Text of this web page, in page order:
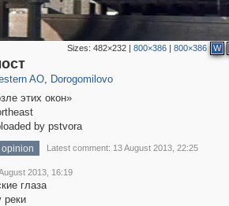
Sizes:482×232 |800×386 |800×386 W
AO
310
, Dorogomilovo
этих окон»
by pstvora
Latest comment: 13 August 2013, 22:25
2013, 16:19
глаза
реки